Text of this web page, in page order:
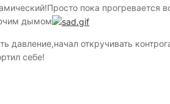
пока прогревается
дымом
давление,начал откручивать
себе!